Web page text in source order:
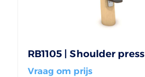
RB1105 | Shoulder press
Vraag om prijs